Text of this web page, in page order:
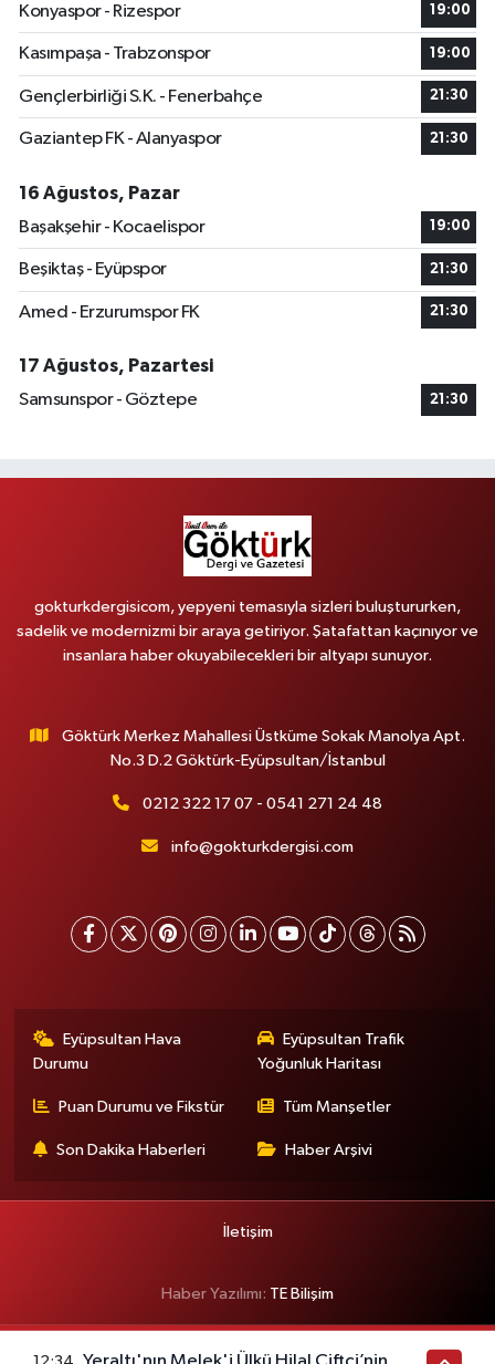
Konyaspor - Rizespor
19:00
Kasımpaşa - Trabzonspor 19:00
Gençlerbirliği S.K. - Fenerbahçe 21:30
Gaziantep FK - Alanyaspor 21:30
16 Ağustos, Pazar
Başakşehir - Kocaelispor
19:00
Beşiktaş - Eyüpspor 21:30
Amed - Erzurumspor FK 21:30
17 Ağustos, Pazartesi
Samsunspor - Göztepe
21:30
gokturkdergisicom, yepyeni temasıyla sizleri buluştururken,
sadelik ve modernizmi bir araya getiriyor. Şatafattan kaçınıyor ve
insanlara haber okuyabilecekleri bir altyapı sunuyor.
Göktürk Merkez Mahallesi Üstküme Sokak Manolya Apt.
No.3 D.2 Göktürk-Eyüpsultan/İstanbul
0212 322 17 07 - 0541 271 24 48
info@gokturkdergisi.com
Eyüpsultan Hava
Durumu
Eyüpsultan Trafik
Yoğunluk Haritası
Puan Durumu ve Fikstür Tüm Manşetler
Son Dakika Haberleri Haber Arşivi
İletişim
Haber Yazılımı: TE Bilişim
12:34